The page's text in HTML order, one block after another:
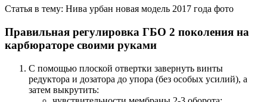
Статья в тему: Нива урбан новая модель 2017 года фото
Правильная регулировка ГБО 2 поколения на
карбюраторе своими руками
С помощью плоской отвертки завернуть винты
редуктора и дозатора до упора (без особых усилий), а
затем выкрутить: